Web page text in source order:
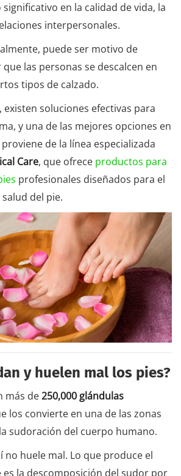
en la calidad de vida, la
interpersonales.
puede ser motivo de
las personas se descalcen en
tipos de calzado.
soluciones efectivas para
y una de las mejores opciones en
de la línea especializada
Care, que ofrece productos para
profesionales diseñados para el
del pie.
y huelen mal los pies?
más de250,000 glándulas
los convierte en una de las zonas
sudoración del cuerpo humano.
no huele mal. Lo que produce el
la descomposición del sudor por